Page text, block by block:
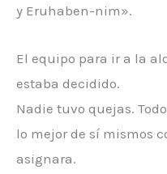
y Eruhaben-nim».
El equipo para ir a la
estaba decidido.
Nadie tuvo quejas.
lo mejor de sí mismos
asignara.